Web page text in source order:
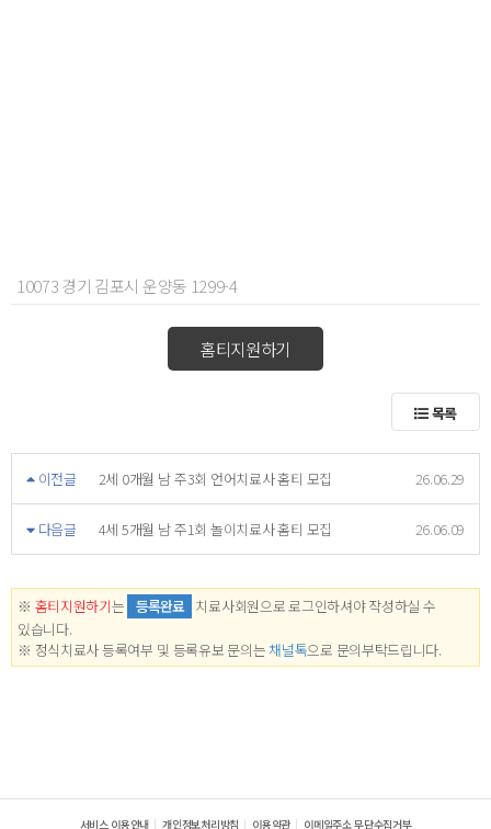
10073 경기 김포시 운양동 1299-4
홈티지원하기
목록
이전글 2세 0개월 남 주3회 언어치료사 홈티 모집 26.06.29
다음글 4세 5개월 남 주1회 놀이치료사 홈티 모집 26.06.09
※ 홈티지원하기는 등록완료 치료사회원으로 로그인하셔야 작성하실 수
있습니다.
※ 정식치료사 등록여부 및 등록유보 문의는 채널톡으로 문의부탁드립니다.
서비스 이용안내 개인정보처리방침 이용약관 이메일주소 무단수집거부